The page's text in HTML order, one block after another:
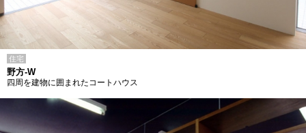
住宅
野方-W
四周を建物に囲まれたコートハウス